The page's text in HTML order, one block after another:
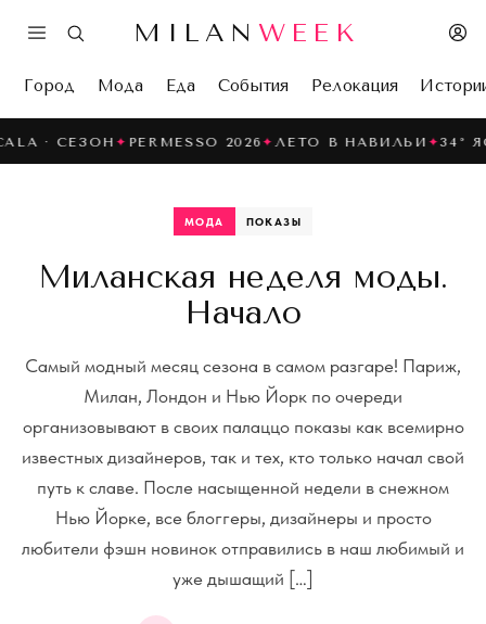
MILAN WEEK
Город Мода Еда События Релокация
✦PERMESSO 2026✦ЛЕТО В НАВИЛЬИ✦34° ЯСНО
МОДА ПОКАЗЫ
Миланская неделя моды.
Начало
Самый модный месяц сезона в самом разгаре! Париж,
Милан, Лондон и Нью Йорк по очереди
организовывают в своих палаццо показы как всемирно
известных дизайнеров, так и тех, кто только начал свой
путь к славе. После насыщенной недели в снежном
Нью Йорке, все блоггеры, дизайнеры и просто
любители фэшн новинок отправились в наш любимый и
уже дышащий […]